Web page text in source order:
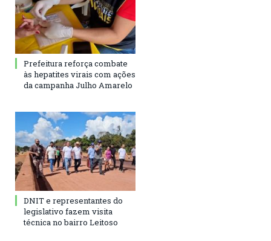
Prefeitura reforça combate
às hepatites virais com ações
da campanha Julho Amarelo
DNIT e representantes do
legislativo fazem visita
técnica no bairro Leitoso